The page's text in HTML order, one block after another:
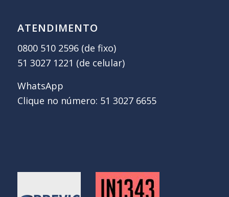
ATENDIMENTO
0800 510 2596 (de fixo)
51 3027 1221 (de celular)
WhatsApp
Clique no número: 51 3027 6655